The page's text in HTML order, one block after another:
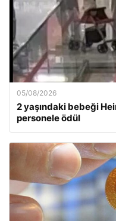
05/08/2026
2 yaşındaki bebeği
personele ödül